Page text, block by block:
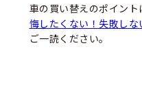
車の買い替えのポイン
悔したくない！失敗し
ご一読ください。